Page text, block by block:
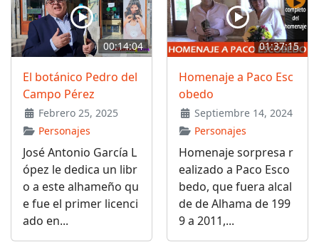
00:14:04
El botánico Pedro del
Campo Pérez
Febrero 25, 2025
Personajes
José Antonio García L
ópez le dedica un libr
o a este alhameño qu
e fue el primer licenci
ado en...
01:37:15
Homenaje a Paco Esc
obedo
Septiembre 14, 2024
Personajes
Homenaje sorpresa r
ealizado a Paco Esco
bedo, que fuera alcal
de de Alhama de 199
9 a 2011,...